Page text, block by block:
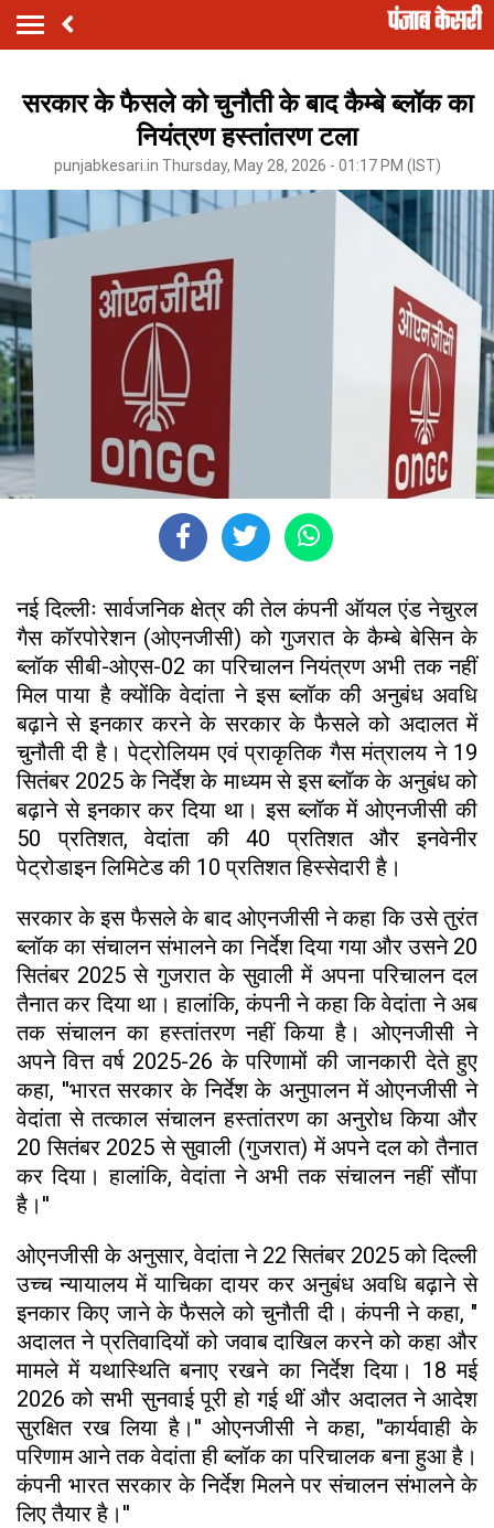
सरकार के फैसले को चुनौती के बाद कैम्बे ब्लॉक का
नियंत्रण हस्तांतरण टला
punjabkesari.in Thursday, May 28, 2026 - 01:17 PM (IST)
नई दिल्लीः सार्वजनिक क्षेत्र की तेल कंपनी ऑयल एंड नेचुरल
गैस कॉरपोरेशन (ओएनजीसी) को गुजरात के कैम्बे बेसिन के
ब्लॉक सीबी-ओएस-02 का परिचालन नियंत्रण अभी तक नहीं
मिल पाया है क्योंकि वेदांता ने इस ब्लॉक की अनुबंध अवधि
बढ़ाने से इनकार करने के सरकार के फैसले को अदालत में
चुनौती दी है। पेट्रोलियम एवं प्राकृतिक गैस मंत्रालय ने 19
सितंबर 2025 के निर्देश के माध्यम से इस ब्लॉक के अनुबंध को
बढ़ाने से इनकार कर दिया था। इस ब्लॉक में ओएनजीसी की
50 प्रतिशत, वेदांता की 40 प्रतिशत और इनवेनीर
पेट्रोडाइन लिमिटेड की 10 प्रतिशत हिस्सेदारी है।
सरकार के इस फैसले के बाद ओएनजीसी ने कहा कि उसे तुरंत
ब्लॉक का संचालन संभालने का निर्देश दिया गया और उसने 20
सितंबर 2025 से गुजरात के सुवाली में अपना परिचालन दल
तैनात कर दिया था। हालांकि, कंपनी ने कहा कि वेदांता ने अब
तक संचालन का हस्तांतरण नहीं किया है। ओएनजीसी ने
अपने वित्त वर्ष 2025-26 के परिणामों की जानकारी देते हुए
कहा, ''भारत सरकार के निर्देश के अनुपालन में ओएनजीसी ने
वेदांता से तत्काल संचालन हस्तांतरण का अनुरोध किया और
20 सितंबर 2025 से सुवाली (गुजरात) में अपने दल को तैनात
कर दिया। हालांकि, वेदांता ने अभी तक संचालन नहीं सौंपा
है।''
ओएनजीसी के अनुसार, वेदांता ने 22 सितंबर 2025 को दिल्ली
उच्च न्यायालय में याचिका दायर कर अनुबंध अवधि बढ़ाने से
इनकार किए जाने के फैसले को चुनौती दी। कंपनी ने कहा, "
अदालत ने प्रतिवादियों को जवाब दाखिल करने को कहा और
मामले में यथास्थिति बनाए रखने का निर्देश दिया। 18 मई
2026 को सभी सुनवाई पूरी हो गई थीं और अदालत ने आदेश
सुरक्षित रख लिया है।'' ओएनजीसी ने कहा, ''कार्यवाही के
परिणाम आने तक वेदांता ही ब्लॉक का परिचालक बना हुआ है।
कंपनी भारत सरकार के निर्देश मिलने पर संचालन संभालने के
लिए तैयार है।''